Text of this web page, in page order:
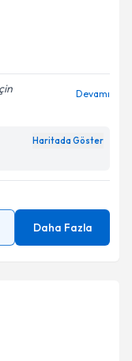
Aydınlatma
belirtilen
Devamı
Haritada Göster
Daha Fazla